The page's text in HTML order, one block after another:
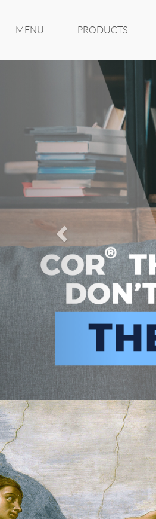
MENU
Previous